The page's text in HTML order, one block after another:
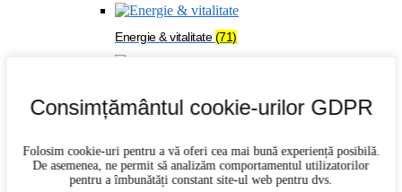
Energie & vitalitate(71)
Consimțământul cookie-urilor GDPR
Folosim cookie-uri pentru a vă oferi cea mai bună experiență posibilă.
De asemenea, ne permit să analizăm comportamentul utilizatorilor
pentru a îmbunătăți constant site-ul web pentru dvs.